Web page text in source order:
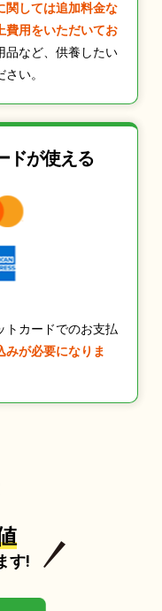
関しては追加料金な
費用をいただいてお
品など、供養したい
い。
ドが使える
トカードでのお支払
みが必要になりま
す!